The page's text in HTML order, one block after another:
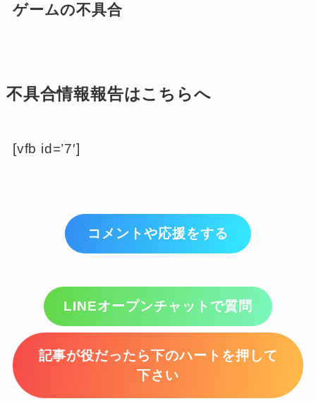
ゲームの不具合
不具合情報報告はこちらへ
[vfb id=’7′]
コメントや応援をする
LINEオープンチャットで質問
記事が役だったら下のハートを押して
下さい